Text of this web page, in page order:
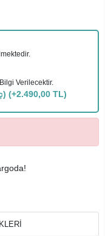
Verilecektir.
(+2.490,00 TL)